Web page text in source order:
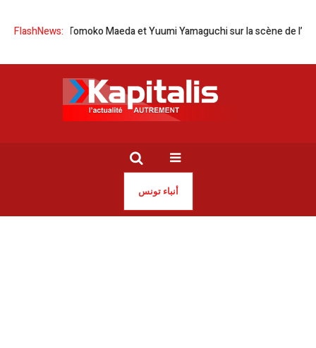
FlashNews:
Japon | Tomoko Maeda et Yuumi Yamaguchi sur la scène de l’Opéra
أنباء تونس